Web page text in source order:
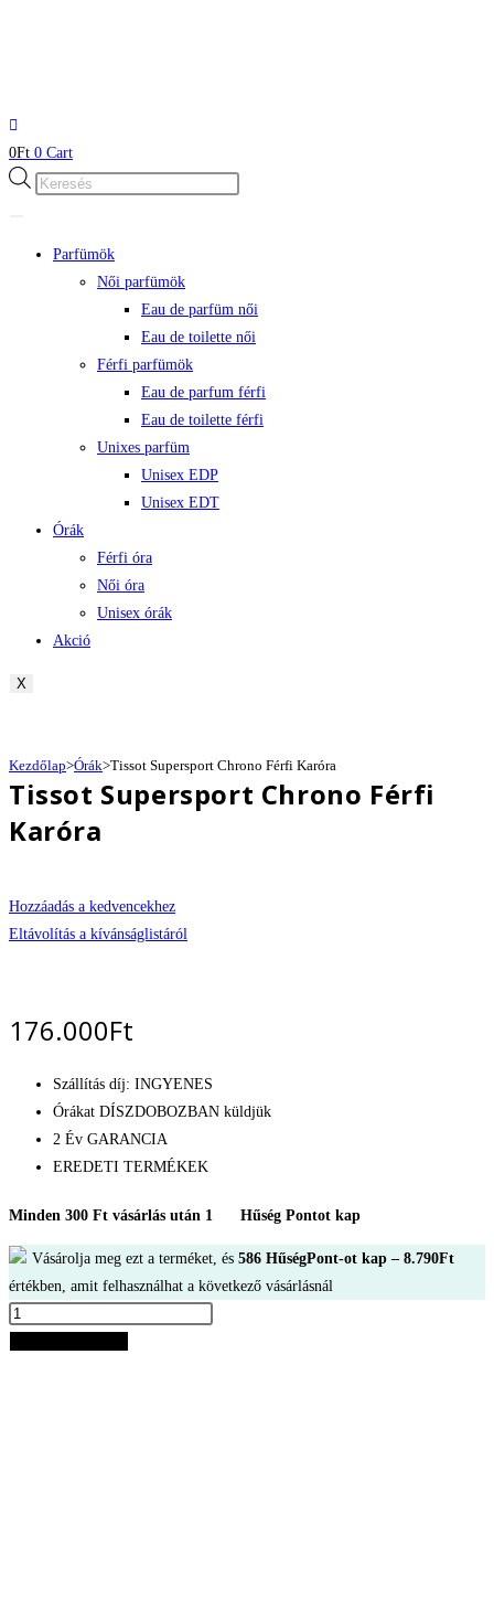
0Ft 0 Cart
Products
Parfümök
Női parfümök
Eau de parfüm női
Eau de toilette női
Férfi parfümök
Eau de parfum férfi
Eau de toilette férfi
Unixes parfüm
Unisex EDP
Unisex EDT
Órák
Férfi óra
Női óra
Unisex órák
Akció
X
Kezdőlap>Órák>Tissot Supersport Chrono Férfi Karóra
Tissot Supersport Chrono Férfi
Karóra
Hozzáadás a kedvencekhez
Eltávolítás a kívánságlistáról
176.000Ft
Szállítás díj: INGYENES
Órákat DÍSZDOBOZBAN küldjük
2 Év GARANCIA
EREDETI TERMÉKEK
Minden 300 Ft vásárlás után 1 Hűség Pontot kap
Vásárolja meg ezt a terméket, és 586 HűségPont-ot kap – 8.790Ft
értékben, amit felhasználhat a következő vásárlásnál
Tissot